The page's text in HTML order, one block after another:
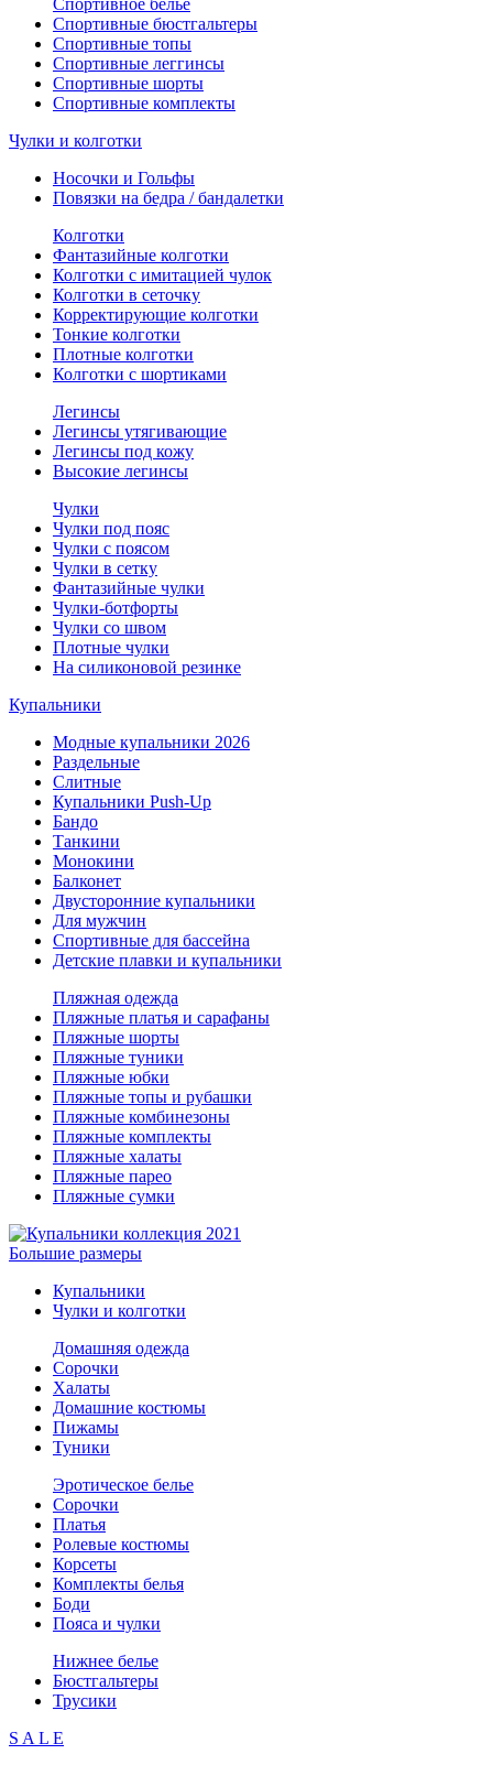
Спортивное белье
Спортивные бюстгальтеры
Спортивные топы
Спортивные леггинсы
Спортивные шорты
Спортивные комплекты
Чулки и колготки
Носочки и Гольфы
Повязки на бедра / бандалетки
Колготки
Фантазийные колготки
Колготки с имитацией чулок
Колготки в сеточку
Корректирующие колготки
Тонкие колготки
Плотные колготки
Колготки с шортиками
Легинсы
Легинсы утягивающие
Легинсы под кожу
Высокие легинсы
Чулки
Чулки под пояс
Чулки с поясом
Чулки в сетку
Фантазийные чулки
Чулки-ботфорты
Чулки со швом
Плотные чулки
На силиконовой резинке
Купальники
Модные купальники 2026
Раздельные
Слитные
Купальники Push-Up
Бандо
Танкини
Монокини
Балконет
Двусторонние купальники
Для мужчин
Спортивные для бассейна
Детские плавки и купальники
Пляжная одежда
Пляжные платья и сарафаны
Пляжные шорты
Пляжные туники
Пляжные юбки
Пляжные топы и рубашки
Пляжные комбинезоны
Пляжные комплекты
Пляжные халаты
Пляжные парео
Пляжные сумки
Большие размеры
Купальники
Чулки и колготки
Домашняя одежда
Сорочки
Халаты
Домашние костюмы
Пижамы
Туники
Эротическое белье
Сорочки
Платья
Ролевые костюмы
Корсеты
Комплекты белья
Боди
Пояса и чулки
Нижнее белье
Бюстгальтеры
Трусики
S A L E